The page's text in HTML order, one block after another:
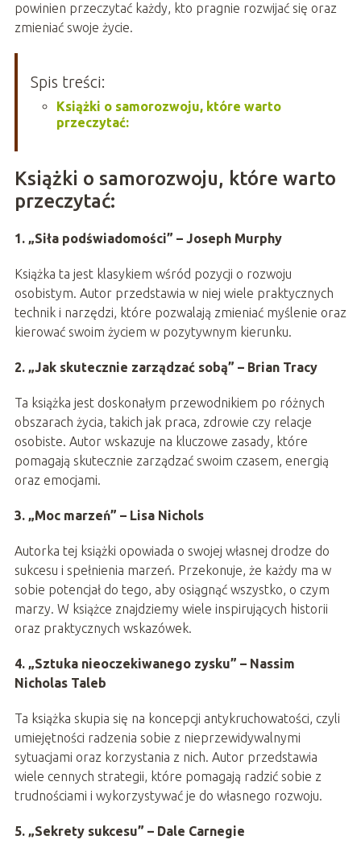
powinien przeczytać każdy, kto pragnie rozwijać się oraz
zmieniać swoje życie.
Spis treści:
Książki o samorozwoju, które warto
przeczytać:
Książki o samorozwoju, które warto
przeczytać:
1. „Siła podświadomości” – Joseph Murphy
Książka ta jest klasykiem wśród pozycji o rozwoju
osobistym. Autor przedstawia w niej wiele praktycznych
technik i narzędzi, które pozwalają zmieniać myślenie oraz
kierować swoim życiem w pozytywnym kierunku.
2. „Jak skutecznie zarządzać sobą” – Brian Tracy
Ta książka jest doskonałym przewodnikiem po różnych
obszarach życia, takich jak praca, zdrowie czy relacje
osobiste. Autor wskazuje na kluczowe zasady, które
pomagają skutecznie zarządzać swoim czasem, energią
oraz emocjami.
3. „Moc marzeń” – Lisa Nichols
Autorka tej książki opowiada o swojej własnej drodze do
sukcesu i spełnienia marzeń. Przekonuje, że każdy ma w
sobie potencjał do tego, aby osiągnąć wszystko, o czym
marzy. W książce znajdziemy wiele inspirujących historii
oraz praktycznych wskazówek.
4. „Sztuka nieoczekiwanego zysku” – Nassim
Nicholas Taleb
Ta książka skupia się na koncepcji antykruchowatości, czyli
umiejętności radzenia sobie z nieprzewidywalnymi
sytuacjami oraz korzystania z nich. Autor przedstawia
wiele cennych strategii, które pomagają radzić sobie z
trudnościami i wykorzystywać je do własnego rozwoju.
5. „Sekrety sukcesu” – Dale Carnegie